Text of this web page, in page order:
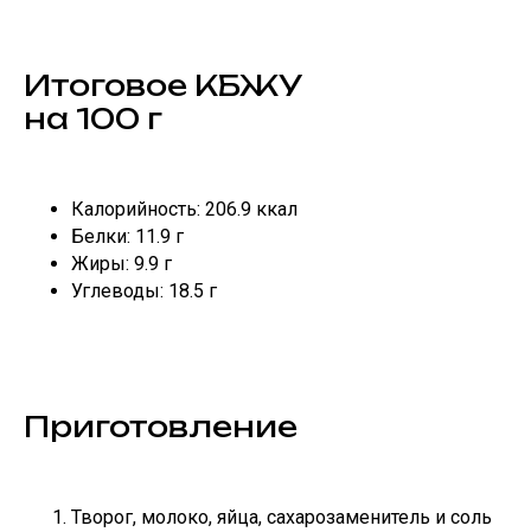
Итоговое КБЖУ
на 100 г
Калорийность: 206.9 ккал
Белки: 11.9 г
Жиры: 9.9 г
Углеводы: 18.5 г
Приготовление
Творог, молоко, яйца, сахарозаменитель и соль